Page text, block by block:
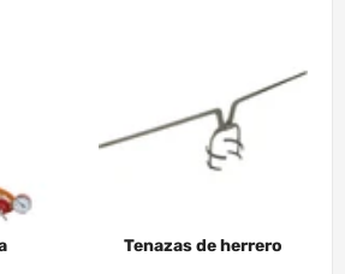
Tenazas de herrero